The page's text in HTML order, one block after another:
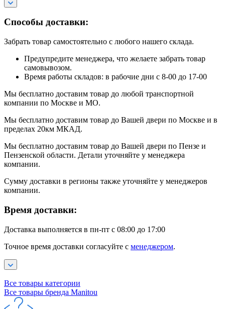
Способы доставки:
Забрать товар самостоятельно с любого нашего склада.
Предупредите менеджера, что желаете забрать товар
самовывозом.
Время работы складов: в рабочие дни с 8-00 до 17-00
Мы бесплатно доставим товар до любой транспортной
компании по Москве и МО.
Мы бесплатно доставим товар до Вашей двери по Москве и в
пределах 20км МКАД.
Мы бесплатно доставим товар до Вашей двери по Пензе и
Пензенской области. Детали уточняйте у менеджера
компании.
Сумму доставки в регионы также уточняйте у менеджеров
компании.
Время доставки:
Доставка выполняется в пн-пт с 08:00 до 17:00
Точное время доставки согласуйте с менеджером.
Все товары категории
Все товары бренда Manitou